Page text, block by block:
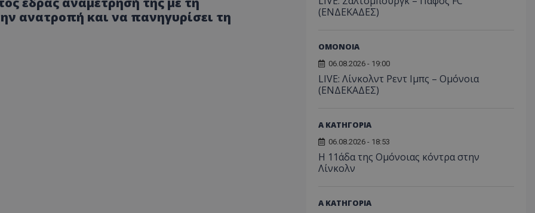
ανατροπή και να πανηγυρίσει τη
(ΕΝΔΕΚΑΔΕΣ)
ΟΜΟΝΟΙΑ
06.08.2026 - 19:00
LIVE: Λίνκολντ Ρεντ Ιμπς – Ομόνοια
(ΕΝΔΕΚΑΔΕΣ)
Α ΚΑΤΗΓΟΡΙΑ
06.08.2026 - 18:53
Η 11άδα της Ομόνοιας κόντρα στην
Λίνκολν
Α ΚΑΤΗΓΟΡΙΑ